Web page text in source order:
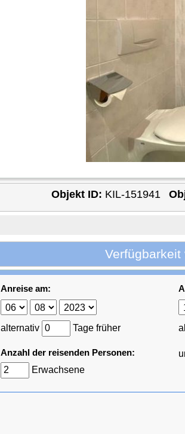
Objekt ID: KIL-151941
Verfügbarkeit
Anreise am:
alternativ Tage früher
Anzahl der reisenden Personen:
Erwachsene